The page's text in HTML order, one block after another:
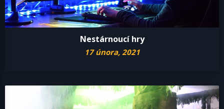
Nestárnoucí hry
17 února, 2021